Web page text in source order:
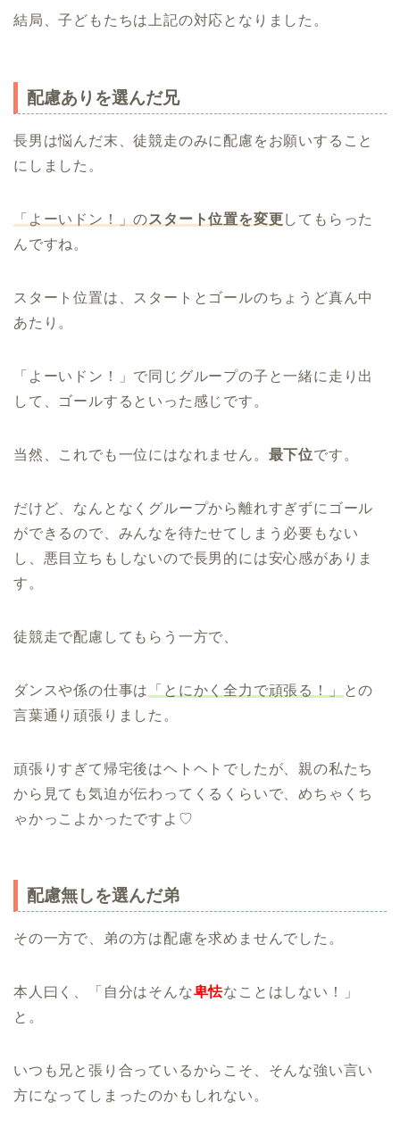
結局、子どもたちは上記の対応となりました。
配慮ありを選んだ兄
長男は悩んだ末、徒競走のみに配慮をお願いすること
にしました。
「よーいドン！」のスタート位置を変更してもらった
んですね。
スタート位置は、スタートとゴールのちょうど真ん中
あたり。
「よーいドン！」で同じグループの子と一緒に走り出
して、ゴールするといった感じです。
当然、これでも一位にはなれません。 最下位です。
だけど、なんとなくグループから離れすぎずにゴール
ができるので、みんなを待たせてしまう必要もない
し、悪目立ちもしないので長男的には安心感がありま
す。
徒競走で配慮してもらう一方で、
ダンスや係の仕事は 「とにかく全力で頑張る！」
との
言葉通り頑張りました。
頑張りすぎて帰宅後はヘトヘトでしたが、親の私たち
から見ても気迫が伝わってくるくらいで、めちゃくち
ゃかっこよかったですよ♡
配慮無しを選んだ弟
その一方で、弟の方は配慮を求めませんでした。
本人曰く、「自分はそんな卑怯なことはしない！」
と。
いつも兄と張り合っているからこそ、そんな強い言い
方になってしまったのかもしれない。